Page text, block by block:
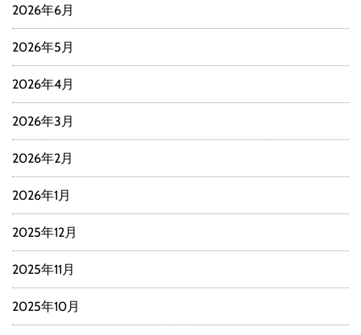
2026年6月
2026年5月
2026年4月
2026年3月
2026年2月
2026年1月
2025年12月
2025年11月
2025年10月